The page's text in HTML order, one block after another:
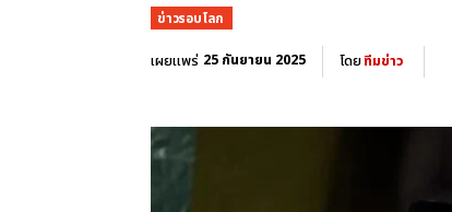
ข่าวรอบโลก
เผยแพร่ 25 กันยายน 2025 โดยทีมข่าว